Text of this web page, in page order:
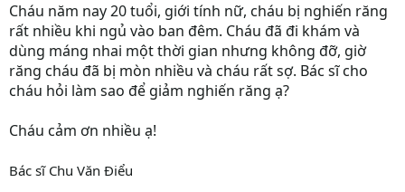
Cháu năm nay 20 tuổi, giới tính nữ, cháu bị nghiến răng
rất nhiều khi ngủ vào ban đêm. Cháu đã đi khám và
dùng máng nhai một thời gian nhưng không đỡ, giờ
răng cháu đã bị mòn nhiều và cháu rất sợ. Bác sĩ cho
cháu hỏi làm sao để giảm nghiến răng ạ?
Cháu cảm ơn nhiều ạ!
Bác sĩ Chu Văn Điểu